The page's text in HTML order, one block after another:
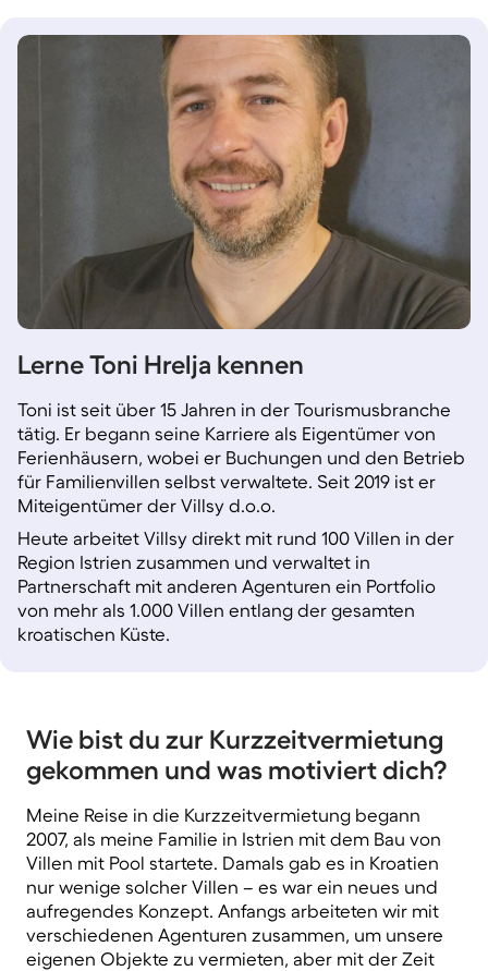
Lerne Toni Hrelja kennen
Toni ist seit über 15 Jahren in der Tourismusbranche
tätig. Er begann seine Karriere als Eigentümer von
Ferienhäusern, wobei er Buchungen und den Betrieb
für Familienvillen selbst verwaltete. Seit 2019 ist er
Miteigentümer der Villsy d.o.o.
Heute arbeitet Villsy direkt mit rund 100 Villen in der
Region Istrien zusammen und verwaltet in
Partnerschaft mit anderen Agenturen ein Portfolio
von mehr als 1.000 Villen entlang der gesamten
kroatischen Küste.
Wie bist du zur Kurzzeitvermietung
gekommen und was motiviert dich?
Meine Reise in die Kurzzeitvermietung begann
2007, als meine Familie in Istrien mit dem Bau von
Villen mit Pool startete. Damals gab es in Kroatien
nur wenige solcher Villen – es war ein neues und
aufregendes Konzept. Anfangs arbeiteten wir mit
verschiedenen Agenturen zusammen, um unsere
eigenen Objekte zu vermieten, aber mit der Zeit